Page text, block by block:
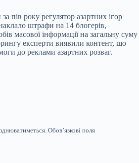
пів року регулятор азартних ігор
штрафи на 14 блогерів,
масової інформації на загальну суму
експерти виявили контент, що
до реклами азартних розваг.
Обов’язкові поля